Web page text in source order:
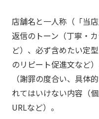
店舗名と一人称（「当
返信のトーン（丁寧・
ど）、必ず含めたい定
のリピート促進文など
（謝罪の度合い、具体
れてはいけない内容（
URLなど）。